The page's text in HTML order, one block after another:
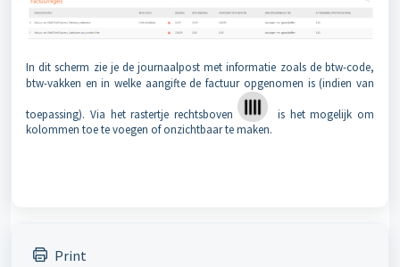
In dit scherm zie je de journaalpost met informatie zoals de btw-code,
btw-vakken en in welke aangifte de factuur opgenomen is (indien van
toepassing). Via het rastertje rechtsboven
is het mogelijk om
kolommen toe te voegen of onzichtbaar te maken.
Print